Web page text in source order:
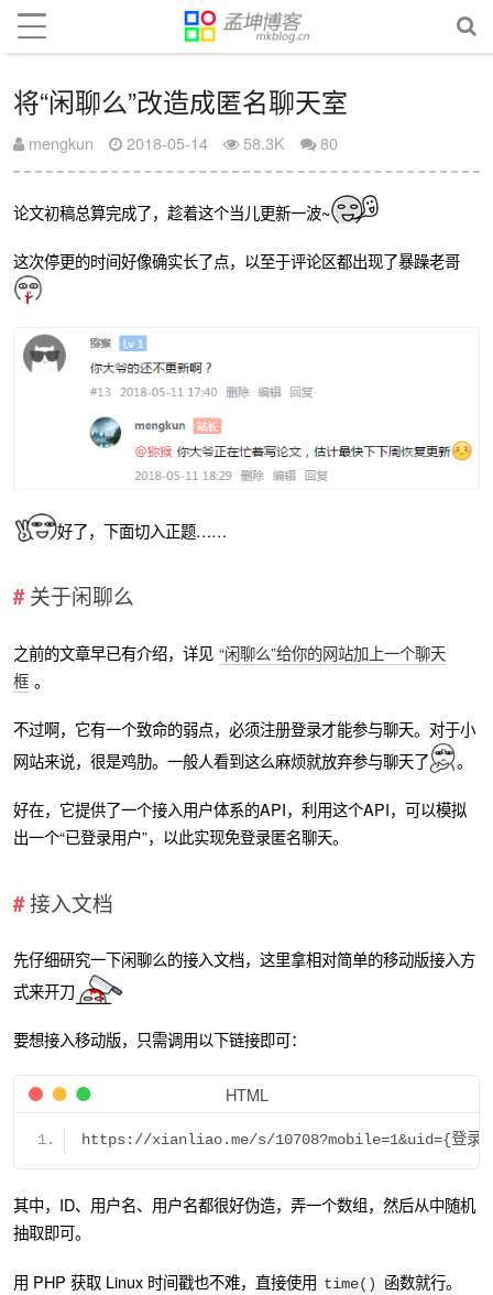
将“闲聊么”改造成匿名聊天室
mengkun 2018-05-14 58.3K 80
论文初稿总算完成了，趁着这个当儿更新一波~
这次停更的时间好像确实长了点，以至于评论区都出现了暴躁老哥
好了，下面切入正题……
关于闲聊么
之前的文章早已有介绍，详见 “闲聊么”给你的网站加上一个聊天
框 。
不过啊，它有一个致命的弱点，必须注册登录才能参与聊天。对于小
网站来说，很是鸡肋。一般人看到这么麻烦就放弃参与聊天了
。
好在，它提供了一个接入用户体系的API，利用这个API，可以模拟
出一个“已登录用户”，以此实现免登录匿名聊天。
接入文档
先仔细研究一下闲聊么的接入文档，这里拿相对简单的移动版接入方
式来开刀
要想接入移动版，只需调用以下链接即可：
HTML
https://xianliao.me/s/10708?mobile=1&uid={登录用
其中，ID、用户名、用户名都很好伪造，弄一个数组，然后从中随机
抽取即可。
用 PHP 获取 Linux 时间戳也不难，直接使用 time() 函数就行。